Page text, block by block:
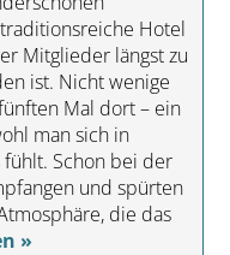
Hotel
Mitglieder längst zu
ist. Nicht wenige
Mal dort – ein
man sich in
Schon bei der
und spürten
die das
»